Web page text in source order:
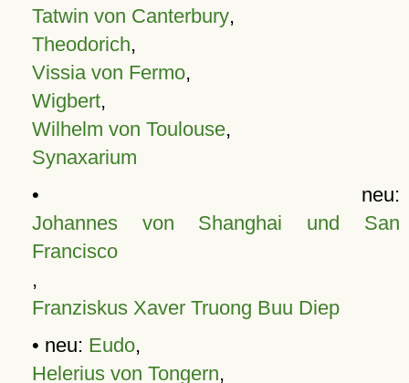
Tatwin von Canterbury,
Theodorich,
Vissia von Fermo,
Wigbert,
Wilhelm von Toulouse,
Synaxarium
• neu:
Johannes von Shanghai und San
Francisco
,
Franziskus Xaver Truong Buu Diep
• neu: Eudo,
Helerius von Tongern,